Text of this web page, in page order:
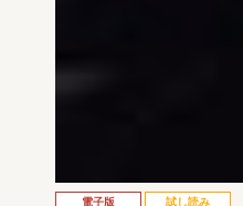
電子版 試し読み